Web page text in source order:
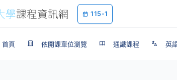
115-1
首頁 依開課單位瀏覽 通識課程 英